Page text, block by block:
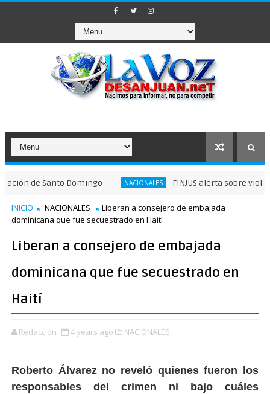
Santo Domingo NACIONALES FINJUS alerta sobre violaciones
INICIO NACIONALES
Liberan a consejero de embajada
dominicana que fue secuestrado en Haití
Liberan a consejero de embajada
dominicana que fue secuestrado en
Haití
Redacción 4 years ago NACIONALES,
Roberto Álvarez no reveló quienes fueron los
responsables del crimen ni bajo cuáles